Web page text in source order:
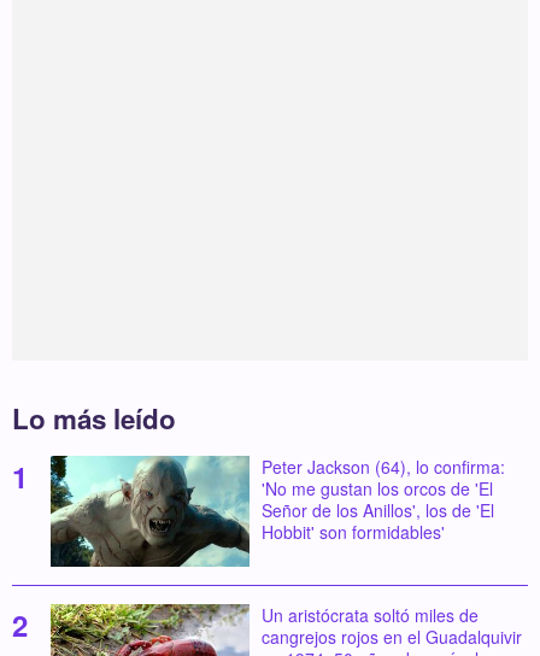
Lo más leído
Peter Jackson (64), lo confirma:
'No me gustan los orcos de 'El
Señor de los Anillos', los de 'El
Hobbit' son formidables'
Un aristócrata soltó miles de
cangrejos rojos en el Guadalquivir